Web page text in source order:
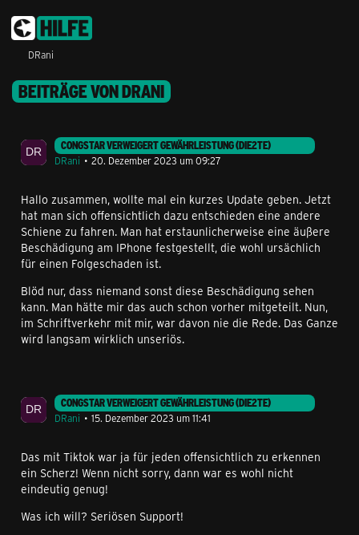
DRani
BEITRÄGE VON DRANI
CONGSTAR VERWEIGERT GEWÄHRLEISTUNG (DIE2TE)
DRani
20. Dezember 2023 um 09:27
Hallo zusammen, wollte mal ein kurzes Update geben. Jetzt
hat man sich offensichtlich dazu entschieden eine andere
Schiene zu fahren. Man hat erstaunlicherweise eine äußere
Beschädigung am IPhone festgestellt, die wohl ursächlich
für einen Folgeschaden ist.
Blöd nur, dass niemand sonst diese Beschädigung sehen
kann. Man hätte mir das auch schon vorher mitgeteilt. Nun,
im Schriftverkehr mit mir, war davon nie die Rede. Das Ganze
wird langsam wirklich unseriös.
CONGSTAR VERWEIGERT GEWÄHRLEISTUNG (DIE2TE)
DRani
15. Dezember 2023 um 11:41
Das mit Tiktok war ja für jeden offensichtlich zu erkennen
ein Scherz! Wenn nicht sorry, dann war es wohl nicht
eindeutig genug!
Was ich will? Seriösen Support!